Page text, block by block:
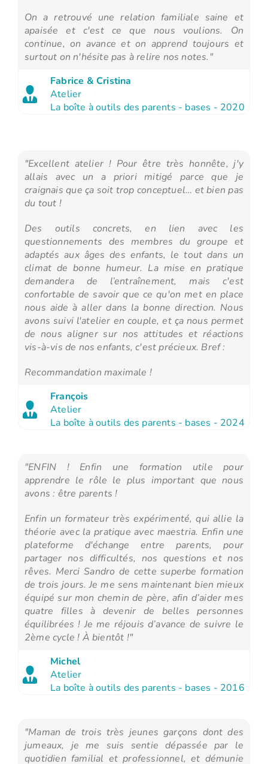
On a retrouvé une relation familiale saine et
apaisée et c'est ce que nous voulions. On
continue, on avance et on apprend toujours et
surtout on n'hésite pas à relire nos notes."
Fabrice & Cristina
Atelier
La boîte à outils des parents - bases - 2020
"Excellent atelier ! Pour être très honnête, j'y
allais avec un a priori mitigé parce que je
craignais que ça soit trop conceptuel… et bien pas
du tout !
Des outils concrets, en lien avec les
questionnements des membres du groupe et
adaptés aux âges des enfants, le tout dans un
climat de bonne humeur. La mise en pratique
demandera de l’entraînement, mais c'est
confortable de savoir que ce qu'on met en place
nous aide à aller dans la bonne direction. Nous
avons suivi l'atelier en couple, et ça nous permet
de nous aligner sur nos attitudes et réactions
vis-à-vis de nos enfants, c'est précieux. Bref :
Recommandation maximale !
François
Atelier
La boîte à outils des parents - bases - 2024
"ENFIN ! Enfin une formation utile pour
apprendre le rôle le plus important que nous
avons : être parents !
Enfin un formateur très expérimenté, qui allie la
théorie avec la pratique avec maestria. Enfin une
plateforme d'échange entre parents, pour
partager nos difficultés, nos questions et nos
rêves. Merci Sandro de cette superbe formation
de trois jours. Je me sens maintenant bien mieux
équipé sur mon chemin de père, afin d’aider mes
quatre filles à devenir de belles personnes
équilibrées ! Je me réjouis d’avance de suivre le
2ème cycle ! À bientôt !"
Michel
Atelier
La boîte à outils des parents - bases - 2016
"Maman de trois très jeunes garçons dont des
jumeaux, je me suis sentie dépassée par le
quotidien familial et professionnel, et démunie